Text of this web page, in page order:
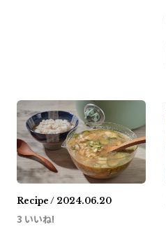
Recipe / 2024.06.20
3 いいね!